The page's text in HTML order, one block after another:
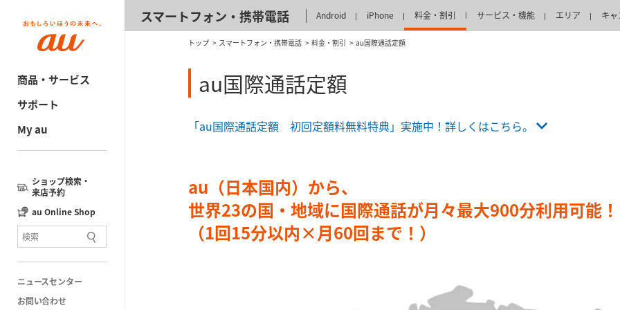
商品・サービス
サポート
My au
ショップ検索・
来店予約
au Online Shop
ニュースセンター
お問い合わせ
スマートフォン・携帯電話 Android iPhone 料金・割引 サービス・機能 エリア キャ
トップ スマートフォン・携帯電話 料金・割引 au国際通話定額
au国際通話定額
「au国際通話定額 初回定額料無料特典」実施中！詳しくはこちら。
au（日本国内）から、
世界23の国・地域に国際通話が月々最大900分利用可能！
（1回15分以内×月60回まで！）